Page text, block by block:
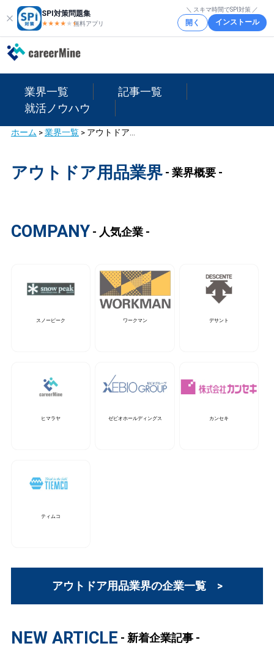
SPI対策問題集
★★★★ ★★
無料アプリ
＼ スキマ時間でSPI対策 ／
開く インストール
業界一覧
記事一覧
就活ノウハウ
ホーム >業界一覧>
アウトドア用品業界 - 業界概要 -
COMPANY - 人気企業 -
スノーピーク ワークマン デサント
ヒマラヤ ゼビオホールディングス カンセキ
ティムコ
アウトドア用品業界の企業一覧 >
NEW ARTICLE - 新着企業記事 -